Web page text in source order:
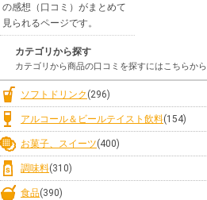
の感想（口コミ）がまとめて
見られるページです。
カテゴリから探す
カテゴリから商品の口コミを探すにはこちらから
ソフトドリンク (296)
アルコール＆ビールテイスト飲料(154)
お菓子、スイーツ(400)
調味料(310)
食品(390)